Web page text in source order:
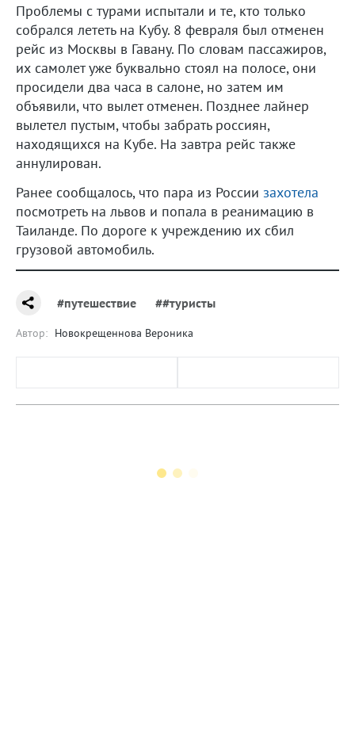
Проблемы с турами испытали и те, кто только
собрался лететь на Кубу. 8 февраля был отменен
рейс из Москвы в Гавану. По словам пассажиров,
их самолет уже буквально стоял на полосе, они
просидели два часа в салоне, но затем им
объявили, что вылет отменен. Позднее лайнер
вылетел пустым, чтобы забрать россиян,
находящихся на Кубе. На завтра рейс также
аннулирован.
Ранее сообщалось, что пара из России захотела
посмотреть на львов и попала в реанимацию в
Таиланде. По дороге к учреждению их сбил
грузовой автомобиль.
#путешествие ##туристы
Автор: Новокрещеннова Вероника